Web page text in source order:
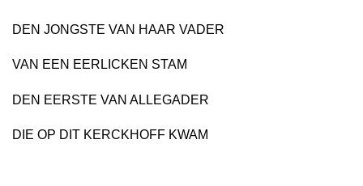
DEN JONGSTE VAN HAAR VADER
VAN EEN EERLICKEN STAM
DEN EERSTE VAN ALLEGADER
DIE OP DIT KERCKHOFF KWAM